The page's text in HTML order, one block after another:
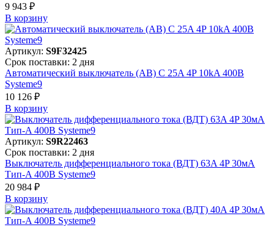
9 943 ₽
В корзинy
Артикул: S9F32425
Срок поставки: 2 дня
Автоматический выключатель (АВ) C 25A 4P 10kA 400В
Systeme9
10 126 ₽
В корзинy
Артикул: S9R22463
Срок поставки: 2 дня
Выключатель дифференциального тока (ВДТ) 63A 4P 30мА
Тип-A 400В Systeme9
20 984 ₽
В корзинy